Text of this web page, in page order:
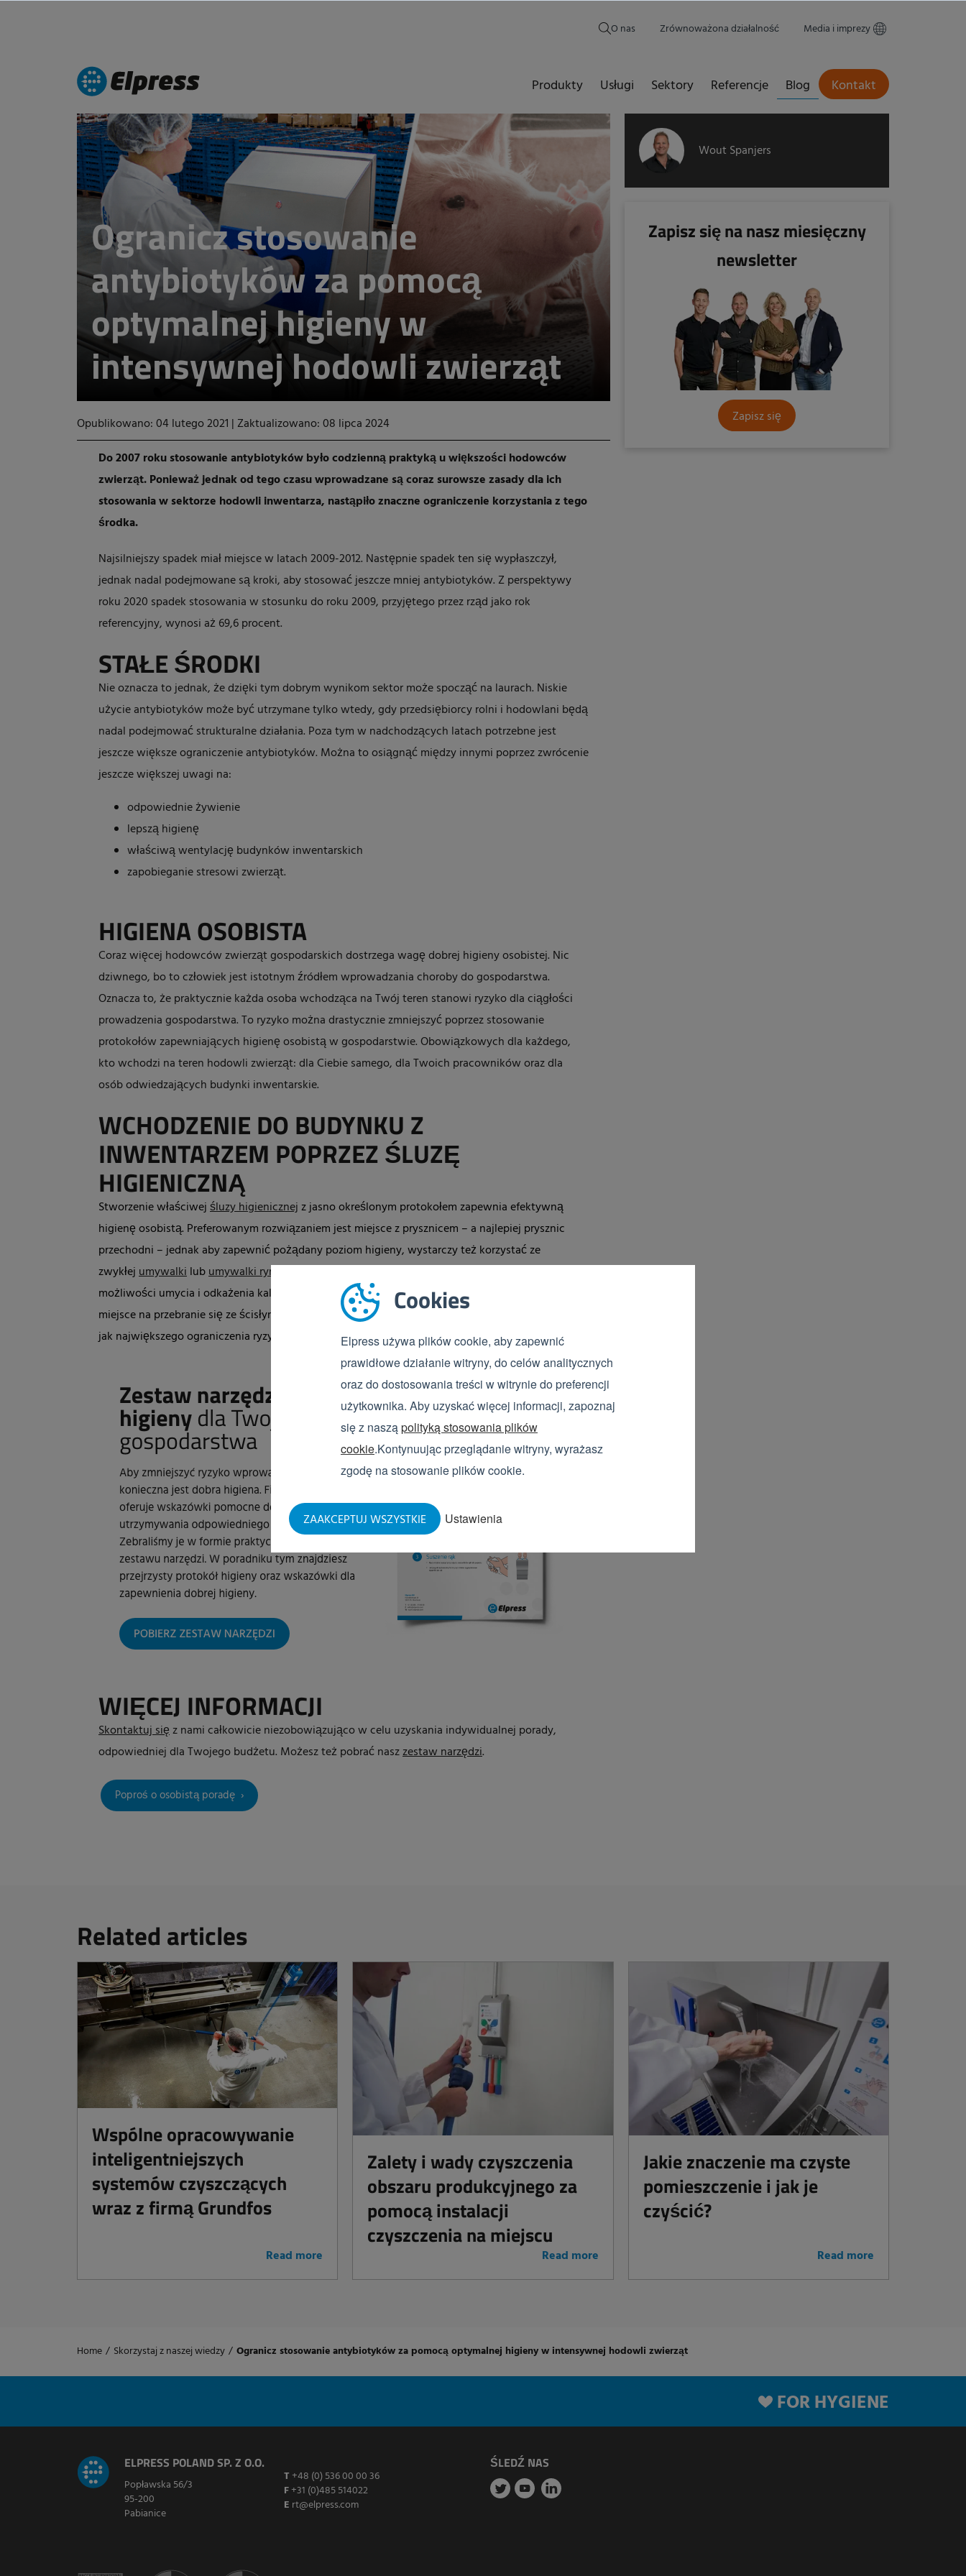
Cookies
Elpress używa plików cookie, aby zapewnić
prawidłowe działanie witryny, do celów analitycznych
oraz do dostosowania treści w witrynie do preferencji
użytkownika. Aby uzyskać więcej informacji, zapoznaj
się z nasząpolityką stosowania plików
cookie.Kontynuując przeglądanie witryny, wyrażasz
zgodę na stosowanie plików cookie.
Ustawienia
ZAAKCEPTUJ WSZYSTKIE
O nas Zrównoważona działalność Media i imprezy
Produkty Usługi Sektory Referencje Blog Kontakt
Ogranicz stosowanie
antybiotyków za pomocą
optymalnej higieny w
intensywnej hodowli zwierząt
Opublikowano: 04 lutego 2021 | Zaktualizowano: 08 lipca 2024
Do 2007 roku stosowanie antybiotyków było codzienną praktyką u większości hodowców
zwierząt. Ponieważ jednak od tego czasu wprowadzane są coraz surowsze zasady dla ich
stosowania w sektorze hodowli inwentarza, nastąpiło znaczne ograniczenie korzystania z tego
środka.
Najsilniejszy spadek miał miejsce w latach 2009-2012. Następnie spadek ten się wypłaszczył,
jednak nadal podejmowane są kroki, aby stosować jeszcze mniej antybiotyków. Z perspektywy
roku 2020 spadek stosowania w stosunku do roku 2009, przyjętego przez rząd jako rok
referencyjny, wynosi aż 69,6 procent.
STAŁE ŚRODKI
Nie oznacza to jednak, że dzięki tym dobrym wynikom sektor może spocząć na laurach. Niskie
użycie antybiotyków może być utrzymane tylko wtedy, gdy przedsiębiorcy rolni i hodowlani będą
nadal podejmować strukturalne działania. Poza tym w nadchodzących latach potrzebne jest
jeszcze większe ograniczenie antybiotyków. Można to osiągnąć między innymi poprzez zwrócenie
jeszcze większej uwagi na:
odpowiednie żywienie
lepszą higienę
właściwą wentylację budynków inwentarskich
zapobieganie stresowi zwierząt.
HIGIENA OSOBISTA
Coraz więcej hodowców zwierząt gospodarskich dostrzega wagę dobrej higieny osobistej. Nic
dziwnego, bo to człowiek jest istotnym źródłem wprowadzania choroby do gospodarstwa.
Oznacza to, że praktycznie każda osoba wchodząca na Twój teren stanowi ryzyko dla ciągłości
prowadzenia gospodarstwa. To ryzyko można drastycznie zmniejszyć poprzez stosowanie
protokołów zapewniających higienę osobistą w gospodarstwie. Obowiązkowych dla każdego,
kto wchodzi na teren hodowli zwierząt: dla Ciebie samego, dla Twoich pracowników oraz dla
osób odwiedzających budynki inwentarskie.
WCHODZENIE DO BUDYNKU Z
INWENTARZEM POPRZEZ ŚLUZĘ
HIGIENICZNĄ
Stworzenie właściwejśluzy higienicznejz jasno określonym protokołem zapewnia efektywną
higienę osobistą. Preferowanym rozwiązaniem jest miejsce z prysznicem – a najlepiej prysznic
przechodni – jednak aby zapewnić pożądany poziom higieny, wystarczy też korzystać ze
zwykłejumywalkilubumywalki rynnowej
możliwości umycia i odkażenia kaloszy. Oprócz tego niezbędne jest właściwie wyposażone
miejsce na przebranie się ze ścisłym rozdziałem między strefą „brudną” a „czystą” w celu możliwie
jak największego ograniczenia ryzyka wniesienia drobnoustrojów chorobotwórczych.
WIĘCEJ INFORMACJI
Skontaktuj sięz nami całkowicie niezobowiązująco w celu uzyskania indywidualnej porady,
odpowiedniej dla Twojego budżetu. Możesz też pobrać naszzestaw narzędzi.
Poproś o osobistą poradę
Wout Spanjers
Zapisz się na nasz miesięczny
newsletter
Zapisz się
Related articles
Wspólne opracowywanie
inteligentniejszych
systemów czyszczących
wraz z firmą Grundfos
Read more
Zalety i wady czyszczenia
obszaru produkcyjnego za
pomocą instalacji
czyszczenia na miejscu
Read more
Jakie znaczenie ma czyste
pomieszczenie i jak je
czyścić?
Read more
Home / Skorzystaj z naszej wiedzy / Ogranicz stosowanie antybiotyków za pomocą optymalnej higieny w intensywnej hodowli zwierząt
FOR HYGIENE
ELPRESS POLAND SP. Z O.O.
Popławska 56/3
95-200
Pabianice
T +48 (0) 536 00 00 36
F+31 (0)485 514022
E rt@elpress.com
ŚLEDŹ NAS